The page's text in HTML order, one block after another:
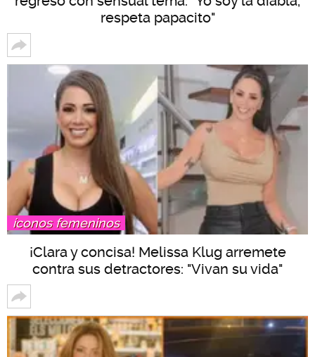
respeta papacito"
íconos femeninos
¡Clara y concisa! Melissa Klug arremete
contra sus detractores: "Vivan su vida"